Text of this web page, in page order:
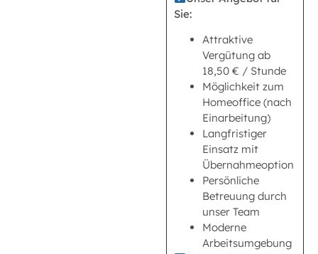
Sie:
Attraktive
Vergütung ab
18,50 € / Stunde
Möglichkeit zum
Homeoffice (nach
Einarbeitung)
Langfristiger
Einsatz mit
Übernahmeoption
Persönliche
Betreuung durch
unser Team
Moderne
Arbeitsumgebung